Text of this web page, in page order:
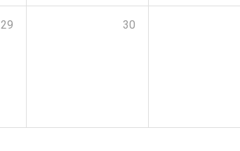
29 30